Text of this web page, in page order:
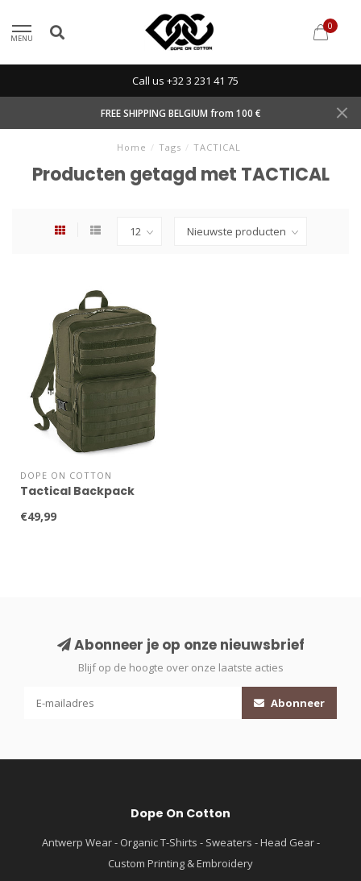
MENU
0
Call us +32 3 231 41 75
FREE SHIPPING BELGIUM from 100 €
Home / Tags / TACTICAL
Producten getagd met TACTICAL
DOPE ON COTTON
Tactical Backpack
€49,99
Abonneer je op onze nieuwsbrief
Blijf op de hoogte over onze laatste acties
Abonneer
Dope On Cotton
Antwerp Wear - Organic T-Shirts - Sweaters - Head Gear -
Custom Printing & Embroidery